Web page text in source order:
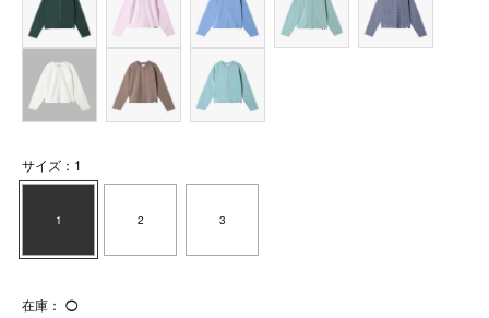
サイズ：1
1 2 3
在庫： ◯